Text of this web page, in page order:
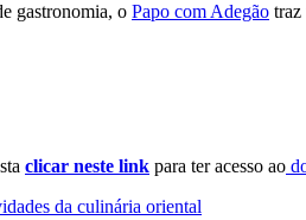
gastronomia, o Papo com Adegão traz
clicar neste link para ter acesso ao
da culinária oriental